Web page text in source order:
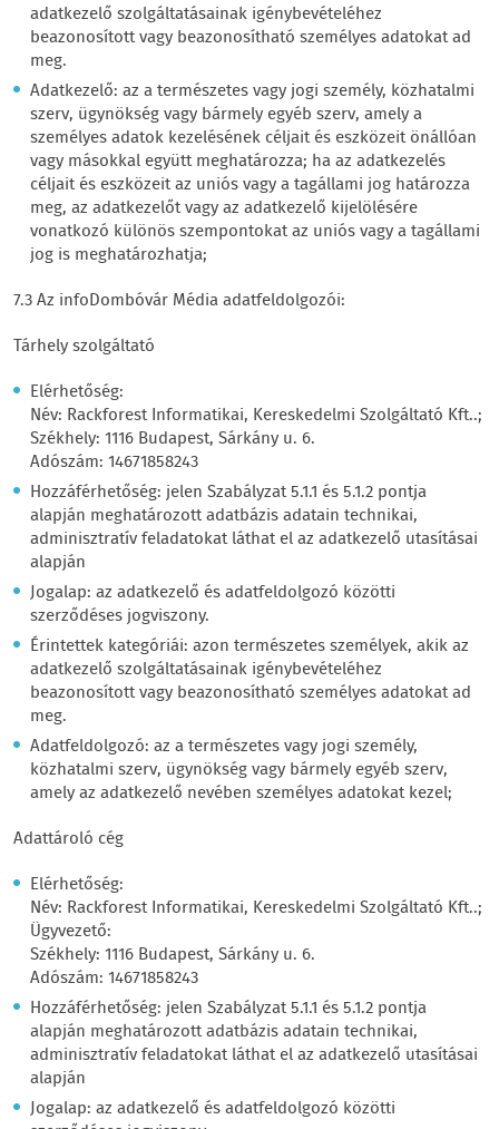
adatkezelő szolgáltatásainak igénybevételéhez
beazonosított vagy beazonosítható személyes adatokat ad
meg.
Adatkezelő: az a természetes vagy jogi személy, közhatalmi
szerv, ügynökség vagy bármely egyéb szerv, amely a
személyes adatok kezelésének céljait és eszközeit önállóan
vagy másokkal együtt meghatározza; ha az adatkezelés
céljait és eszközeit az uniós vagy a tagállami jog határozza
meg, az adatkezelőt vagy az adatkezelő kijelölésére
vonatkozó különös szempontokat az uniós vagy a tagállami
jog is meghatározhatja;
7.3 Az infoDombóvár Média adatfeldolgozói:
Tárhely szolgáltató
Elérhetőség:
Név: Rackforest Informatikai, Kereskedelmi Szolgáltató Kft..;
Székhely: 1116 Budapest, Sárkány u. 6.
Adószám: 14671858243
Hozzáférhetőség: jelen Szabályzat 5.1.1 és 5.1.2 pontja
alapján meghatározott adatbázis adatain technikai,
adminisztratív feladatokat láthat el az adatkezelő utasításai
alapján
Jogalap: az adatkezelő és adatfeldolgozó közötti
szerződéses jogviszony.
Érintettek kategóriái: azon természetes személyek, akik az
adatkezelő szolgáltatásainak igénybevételéhez
beazonosított vagy beazonosítható személyes adatokat ad
meg.
Adatfeldolgozó: az a természetes vagy jogi személy,
közhatalmi szerv, ügynökség vagy bármely egyéb szerv,
amely az adatkezelő nevében személyes adatokat kezel;
Adattároló cég
Elérhetőség:
Név: Rackforest Informatikai, Kereskedelmi Szolgáltató Kft..;
Ügyvezető:
Székhely: 1116 Budapest, Sárkány u. 6.
Adószám: 14671858243
Hozzáférhetőség: jelen Szabályzat 5.1.1 és 5.1.2 pontja
alapján meghatározott adatbázis adatain technikai,
adminisztratív feladatokat láthat el az adatkezelő utasításai
alapján
Jogalap: az adatkezelő és adatfeldolgozó közötti